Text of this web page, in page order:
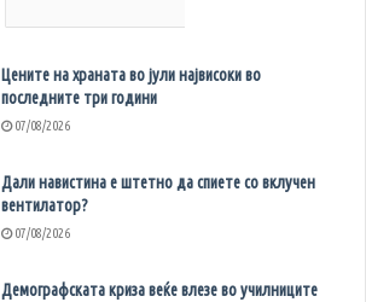
Цените на храната во јули највисоки во
последните три години
07/08/2026
Дали навистина е штетно да спиете со вклучен
вентилатор?
07/08/2026
Демографската криза веќе влезе во училниците